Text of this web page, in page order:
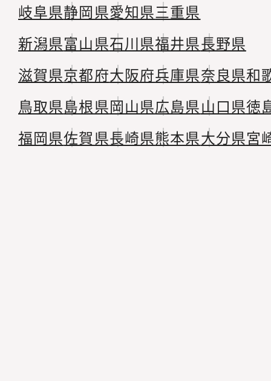
岐阜県静岡県愛知県三重県
新潟県富山県石川県福井県長野県
滋賀県京都府大阪府兵庫県奈良県和
鳥取県島根県岡山県広島県山口県徳
福岡県佐賀県長崎県熊本県大分県宮